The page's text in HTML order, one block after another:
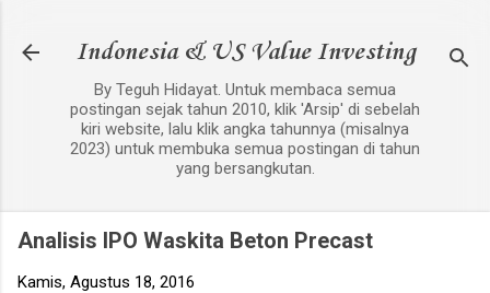
Indonesia & US Value Investing
By Teguh Hidayat. Untuk membaca semua
postingan sejak tahun 2010, klik 'Arsip' di sebelah
kiri website, lalu klik angka tahunnya (misalnya
2023) untuk membuka semua postingan di tahun
yang bersangkutan.
Analisis IPO Waskita Beton Precast
Kamis, Agustus 18, 2016